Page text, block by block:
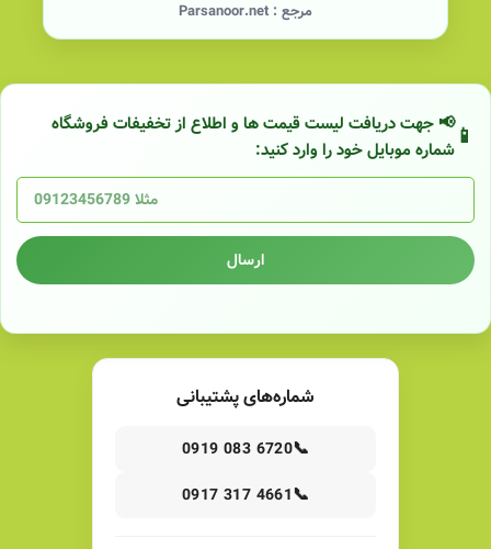
مرجع : Parsanoor.net
📢 جهت دریافت لیست قیمت ها و اطلاع از تخفیفات فروشگاه
شماره موبایل خود را وارد کنید:
ارسال
شماره‌های پشتیبانی
📞
0919 083 6720
📞
0917 317 4661